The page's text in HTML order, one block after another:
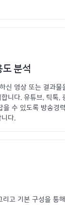
도 분석
신 영상 또는 결과물
니다. 유튜브, 틱톡,
을 수 있도록 방송경
다.
리고 기본 구성을 통